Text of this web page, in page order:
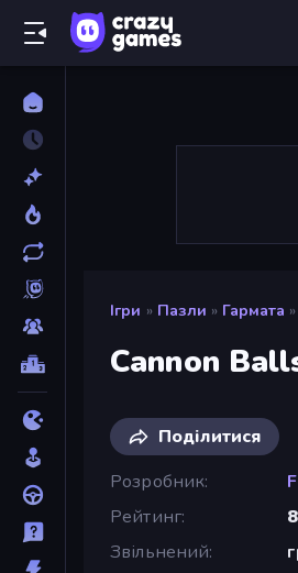
Ігри » Пазли » Гармата »
Cannon
Поділитися
Розробник
Рейтинг
Звільнений